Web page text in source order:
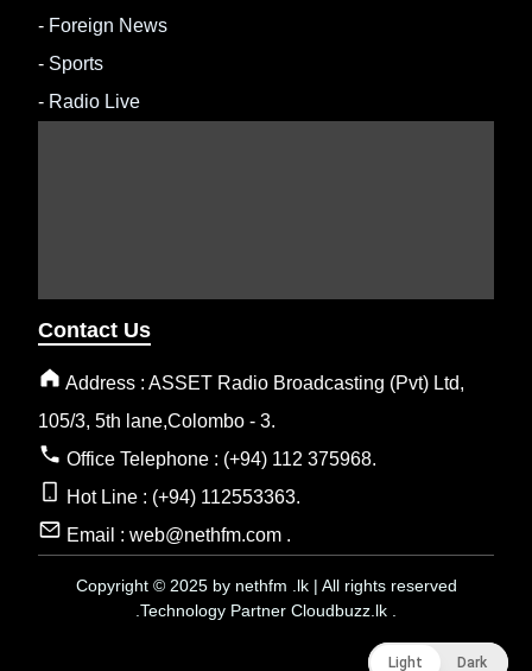
- Foreign News
- Sports
- Radio Live
Contact Us
Address : ASSET Radio Broadcasting (Pvt) Ltd,
105/3, 5th lane,Colombo - 3.
Office Telephone : (+94) 112 375968.
Hot Line : (+94) 112553363.
Email : web@nethfm.com .
Copyright © 2025 by nethfm .lk | All rights reserved
.Technology Partner Cloudbuzz.lk .
Light Dark
Light Dark